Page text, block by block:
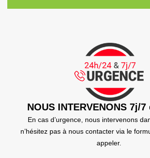
NOUS INTERVENONS 7j/7
En cas d’urgence, nous intervenons
n’hésitez pas à nous contacter via le
appeler.